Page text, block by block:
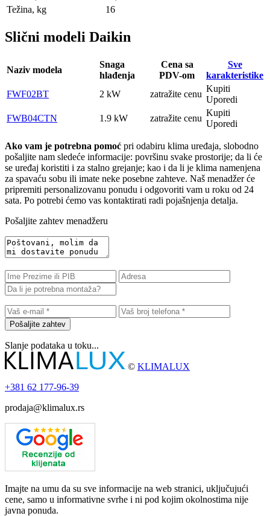
Težina, kg
16
Slični modeli Daikin
Naziv modela
Snaga
hlađenja
Cena sa
PDV-om
Sve
karakteristike
FWF02BT
2 kW zatražite cenu
Kupiti
Uporedi
FWB04CTN
1.9 kW zatražite cenu
Kupiti
Uporedi
Ako vam je potrebna pomoć pri odabiru klima uređaja, slobodno
pošaljite nam sledeće informacije: površinu svake prostorije; da li će
se uređaj koristiti i za stalno grejanje; kao i da li je klima namenjena
za spavaću sobu ili imate neke posebne zahteve. Naš menadžer će
pripremiti personalizovanu ponudu i odgovoriti vam u roku od 24
sata. Po potrebi ćemo vas kontaktirati radi pojašnjenja detalja.
Pošaljite zahtev menadžeru
Pošaljite zahtev
Slanje podataka u toku...
© KLIMALUX
+381 62 177-96-39
prodaja@klimalux.rs
Imajte na umu da su sve informacije na web stranici, uključujući
cene, samo u informativne svrhe i ni pod kojim okolnostima nije
javna ponuda.